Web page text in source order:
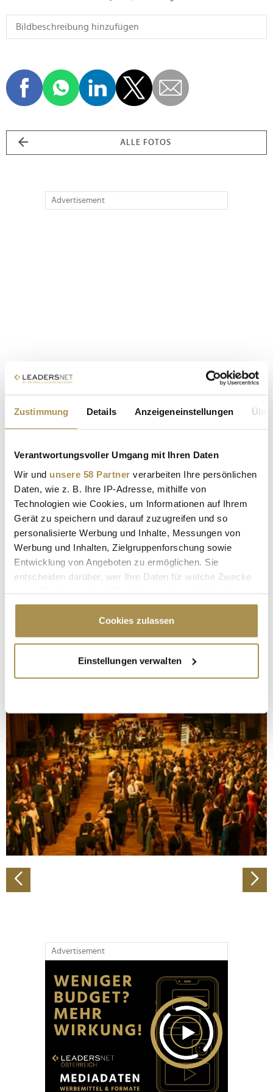
Zustimmung Details Anzeigeneinstellungen
Verantwortungsvoller Umgang mit Ihren Daten
Wir und unsere 58 Partner verarbeiten Ihre persönlichen
Daten, wie z. B. Ihre IP-Adresse, mithilfe von
Technologien wie Cookies, um Informationen auf Ihrem
Gerät zu speichern und darauf zuzugreifen und so
personalisierte Werbung und Inhalte, Messungen von
Werbung und Inhalten, Zielgruppenforschung sowie
Entwicklung von Angeboten zu ermöglichen. Sie
entscheiden darüber, wer Ihre Daten für welche Zwecke
Cookie-Erklärung oder durch Klicken auf das Privacy
Trigger Symbol ändern oder widerrufen
Informationen über Ihre geografische Lage
erfassen, welche bis auf einige Meter genau sein
bestimmten Merkmalen (Fingerprinting) identifizieren
Erfahren Sie mehr darüber, wie Ihre persönlichen Daten
verarbeitet werden, und legen Sie Ihre Präferenzen im
Abschnitt Einzelheitenfest.
Wir verwenden Cookies, um Inhalte und Anzeigen zu
personalisieren, Funktionen für soziale Medien anbieten
zu können und die Zugriffe auf unsere Website zu
analysieren. Außerdem geben wir Informationen zu Ihrer
Verwendung unserer Website an unsere Partner für
soziale Medien, Werbung und Analysen weiter. Unsere
Partner führen diese Informationen möglicherweise mit
Cookies zulassen
Einstellungen verwalten
ALLE FOTOS
Advertisement
Advertisement